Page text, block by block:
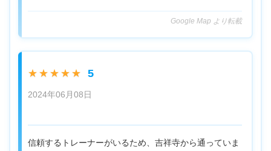
Google Map より転載
★★★★★ 5
2024年06月08日
信頼するトレーナーがいるため、吉祥寺から通っていま